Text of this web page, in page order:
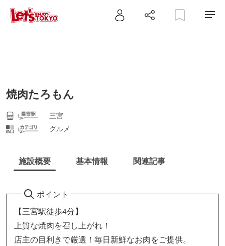
焼肉たろもん
三宮
グルメ
施設概要 基本情報 関連記事
ポイント
【三宮駅徒歩4分】
上質な焼肉を召し上がれ！
店主の目利きで厳選！毎日新鮮なお肉をご提供。